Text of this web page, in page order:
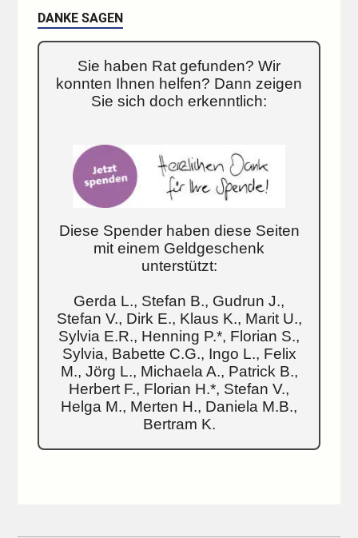
DANKE SAGEN
Sie haben Rat gefunden? Wir
konnten Ihnen helfen? Dann zeigen
Sie sich doch erkenntlich:
Diese Spender haben diese Seiten
mit einem Geldgeschenk
unterstützt:
Gerda L., Stefan B., Gudrun J.,
Stefan V., Dirk E., Klaus K., Marit U.,
Sylvia E.R., Henning P.*, Florian S.,
Sylvia, Babette C.G., Ingo L., Felix
M., Jörg L., Michaela A., Patrick B.,
Herbert F., Florian H.*, Stefan V.,
Helga M., Merten H., Daniela M.B.,
Bertram K.